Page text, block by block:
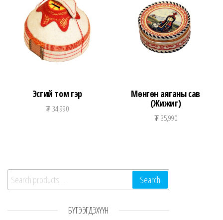
Эсгий том гэр
₮34,990
Мөнгөн аяганы сав
(Жижиг)
₮35,990
Search for: Search
БҮТЭЭГДЭХҮҮН